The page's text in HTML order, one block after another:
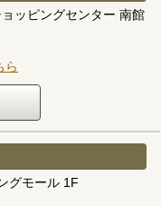
ッピングセンター 南館
ら
グモール 1F